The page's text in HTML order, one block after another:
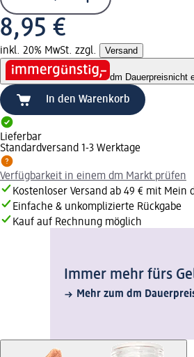
8,95 €
inkl. 20% MwSt. zzgl. Versand
dm Dauerpreisnicht
In den Warenkorb
Lieferbar
Standardversand 1-3 Werktage
Verfügbarkeit in einem dm Markt prüfen
Kostenloser Versand ab 49 € mit Mein
Einfache & unkomplizierte Rückgabe
Kauf auf Rechnung möglich
Immer mehr fürs
Mehr zum dm